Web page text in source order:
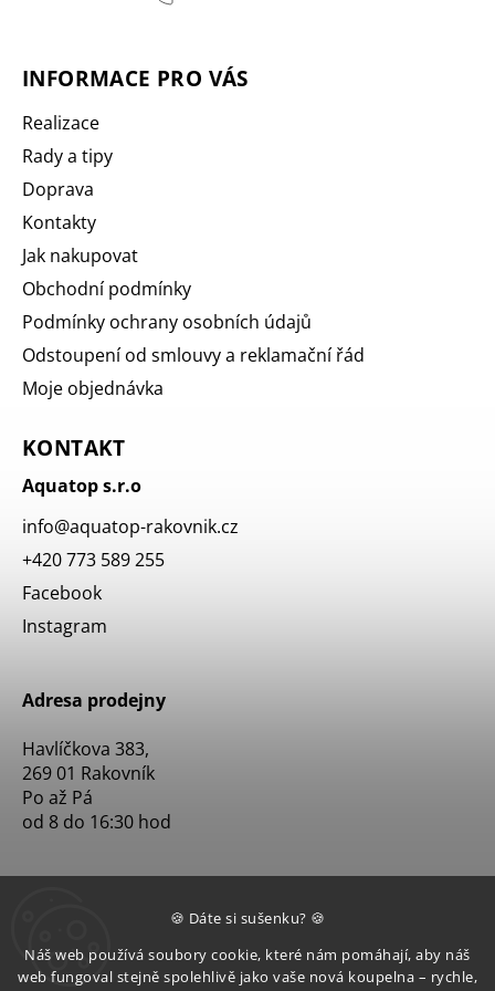
🍪 Dáte si sušenku? 🍪
Náš web používá soubory cookie, které nám pomáhají, aby náš
web fungoval stejně spolehlivě jako vaše nová koupelna – rychle,
INFORMACE PRO VÁS
Realizace
Rady a tipy
Doprava
Kontakty
Jak nakupovat
Obchodní podmínky
Podmínky ochrany osobních údajů
Odstoupení od smlouvy a reklamační řád
Moje objednávka
KONTAKT
Aquatop s.r.o
info@aquatop-rakovnik.cz
+420 773 589 255
Facebook
Instagram
Adresa prodejny
Havlíčkova 383,
269 01 Rakovník
Po až Pá
od 8 do 16:30 hod